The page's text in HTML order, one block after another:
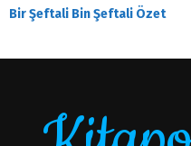
Bir Şeftali Bin Şeftali Özet